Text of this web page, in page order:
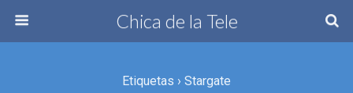
Chica de la Tele
Etiquetas › Stargate